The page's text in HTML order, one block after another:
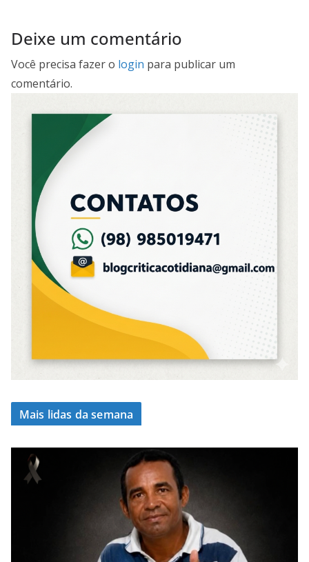
Deixe um comentário
Você precisa fazer o login para publicar um
comentário.
Mais lidas da semana